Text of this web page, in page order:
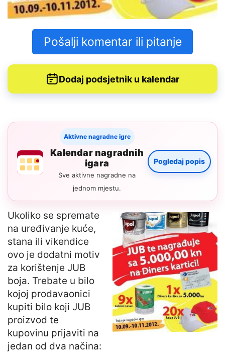
Pošalji komentar ili pitanje
Dodaj podsjetnik u kalendar
Aktivne nagradne igre
Kalendar nagradnih
igara
Sve aktivne nagradne na
jednom mjestu.
Pogledaj popis
Ukoliko se spremate
na uređivanje kuće,
stana ili vikendice
ovo je dodatni motiv
za korištenje JUB
boja. Trebate u bilo
kojoj prodavaonici
kupiti bilo koji JUB
proizvod te
kupovinu prijaviti na
jedan od dva načina: